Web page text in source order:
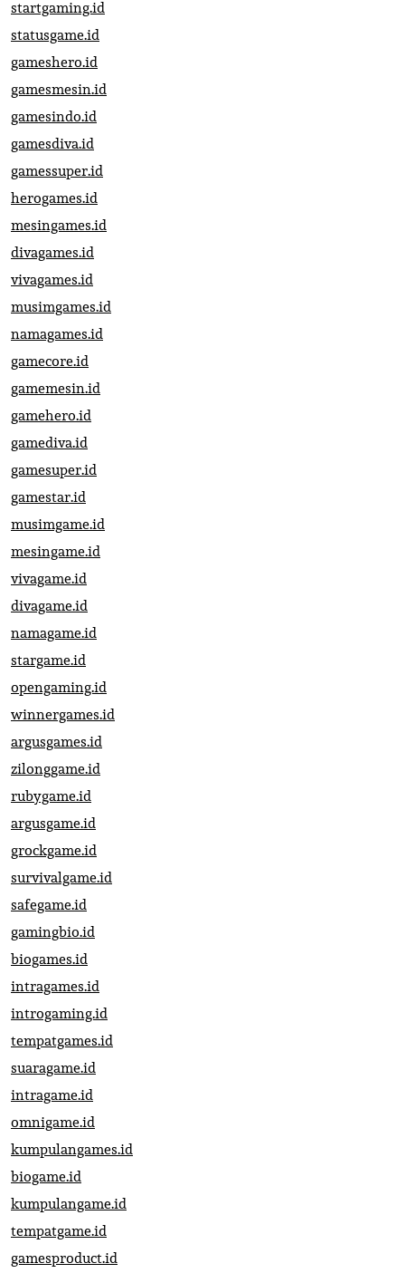
startgaming.id
statusgame.id
gameshero.id
gamesmesin.id
gamesindo.id
gamesdiva.id
gamessuper.id
herogames.id
mesingames.id
divagames.id
vivagames.id
musimgames.id
namagames.id
gamecore.id
gamemesin.id
gamehero.id
gamediva.id
gamesuper.id
gamestar.id
musimgame.id
mesingame.id
vivagame.id
divagame.id
namagame.id
stargame.id
opengaming.id
winnergames.id
argusgames.id
zilonggame.id
rubygame.id
argusgame.id
grockgame.id
survivalgame.id
safegame.id
gamingbio.id
biogames.id
intragames.id
introgaming.id
tempatgames.id
suaragame.id
intragame.id
omnigame.id
kumpulangames.id
biogame.id
kumpulangame.id
tempatgame.id
gamesproduct.id